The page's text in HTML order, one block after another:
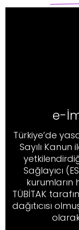
e-
Türkiye’de
Sayılı Kanun
Sağlayıcı
kurumların
TÜBİTAK
dağıtıcısı